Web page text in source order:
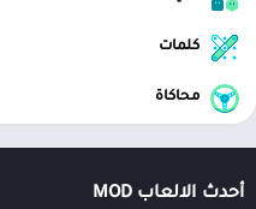
كلمات
محاكاة
أحدث الالعاب MOD